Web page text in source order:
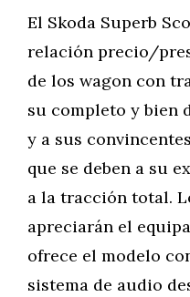
El Skoda Superb
relación precio/
de los wagon con
su completo y bien
y a sus
que se deben a su
a la tracción total.
apreciarán el
ofrece el modelo
sistema de audio